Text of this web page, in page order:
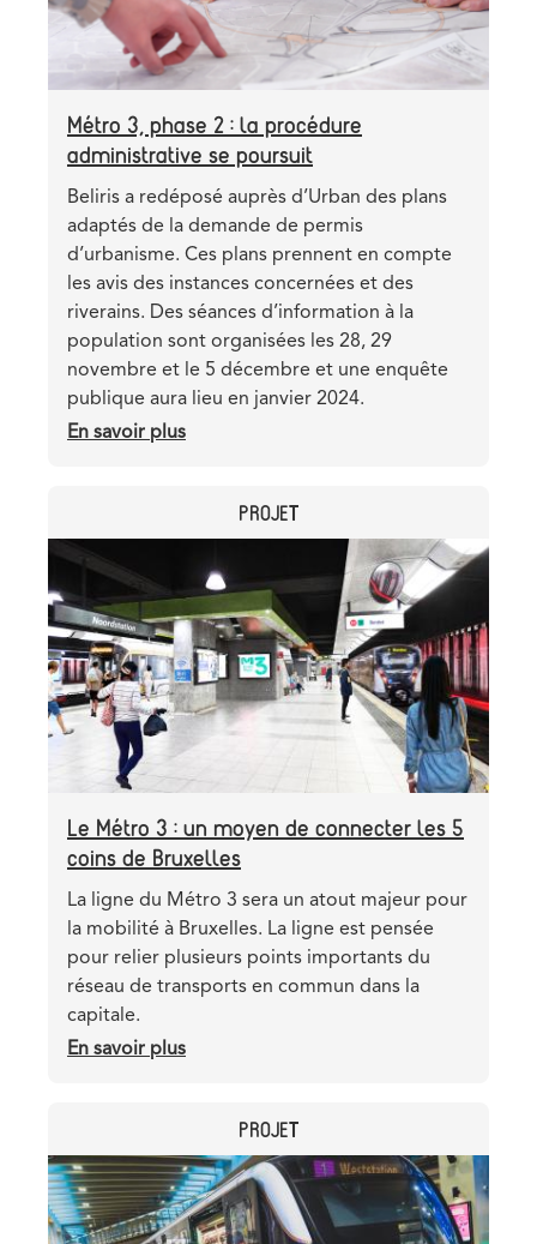
pré-
métro
Métro 3, phase 2 : la procédure
administrative se poursuit
Teaser
Beliris a redéposé auprès d’Urban des plans
adaptés de la demande de permis
d’urbanisme. Ces plans prennent en compte
les avis des instances concernées et des
riverains. Des séances d’information à la
population sont organisées les 28, 29
novembre et le 5 décembre et une enquête
publique aura lieu en janvier 2024.
En savoir plus
procédure
administrative
se
poursuit
PROJET
Header
Image
Le Métro 3 : un moyen de connecter les 5
coins de Bruxelles
Teaser
La ligne du Métro 3 sera un atout majeur pour
la mobilité à Bruxelles. La ligne est pensée
pour relier plusieurs points importants du
réseau de transports en commun dans la
capitale.
En savoir plus
:
un
moyen
PROJET
Header
image
Image